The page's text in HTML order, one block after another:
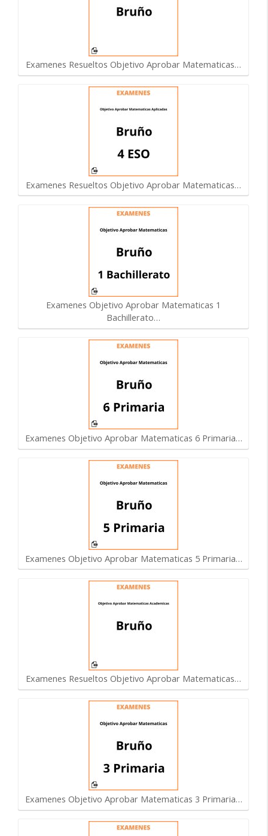
Examenes Resueltos Objetivo Aprobar Matematicas…
Examenes Resueltos Objetivo Aprobar Matematicas…
Examenes Objetivo Aprobar Matematicas 1
Bachillerato…
Examenes Objetivo Aprobar Matematicas 6 Primaria…
Examenes Objetivo Aprobar Matematicas 5 Primaria…
Examenes Resueltos Objetivo Aprobar Matematicas…
Examenes Objetivo Aprobar Matematicas 3 Primaria…